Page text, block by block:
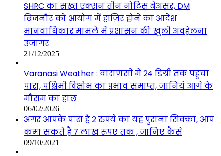
SHRC का सख्त एक्शन तीन नोटिस बेअसर, DM
बिजनौर को आयोग में हाज़िर होने का आदेश
मानवाधिकार मामले में प्रशासन की खुली अवहेलना
उजागर
21/12/2025
Varanasi Weather : वाराणसी में 24 डिग्री तक पहुंचा
पारा, पश्चिमी विक्षोभ का प्रभाव समाप्त, जानिये आगे के
मौसम का हाल
06/02/2026
अगर आपके पास है 2 रुपये का यह पुराना सिक्का, आप
कमा सकते है 7 लाख रूपए तक , जानिए कैसे
09/10/2021